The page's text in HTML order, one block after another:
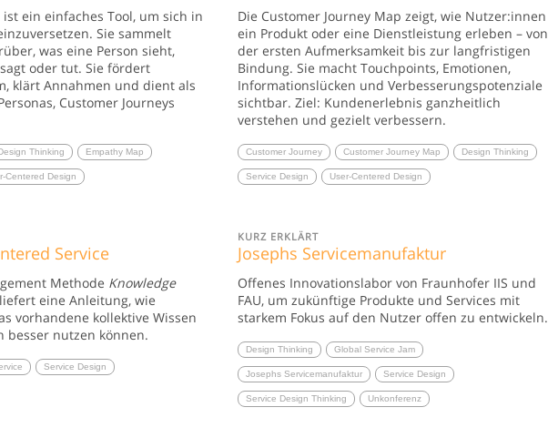
ein einfaches Tool, um sich in
Sie sammelt
was eine Person sieht,
oder tut. Sie fördert
klärt Annahmen und dient als
Customer Journeys
Thinking Empathy Map
Centered Design
Die Customer Journey Map zeigt, wie Nutzer:innen
ein Produkt oder eine Dienstleistung erleben – von
der ersten Aufmerksamkeit bis zur langfristigen
Bindung. Sie macht Touchpoints, Emotionen,
Informationslücken und Verbesserungspotenziale
sichtbar. Ziel: Kundenerlebnis ganzheitlich
verstehen und gezielt verbessern.
Customer Journey Customer Journey Map Design Thinking
Service Design User-Centered Design
Service
Methode Knowledge
eine Anleitung, wie
vorhandene kollektive Wissen
besser nutzen können.
Service Design
KURZ ERKLÄRT
Josephs Servicemanufaktur
Offenes Innovationslabor von Fraunhofer IIS und
FAU, um zukünftige Produkte und Services mit
starkem Fokus auf den Nutzer offen zu entwickeln.
Design Thinking Global Service Jam
Josephs Servicemanufaktur Service Design
Service Design Thinking Unkonferenz